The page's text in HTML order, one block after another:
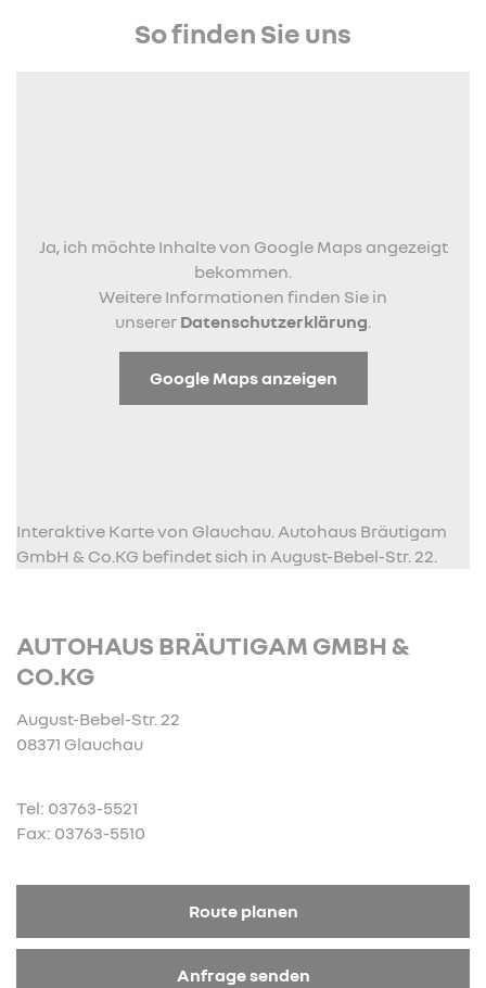
So finden Sie uns
Ja, ich möchte Inhalte von Google Maps angezeigt
bekommen.
Weitere Informationen finden Sie in
unserer Datenschutzerklärung.
Google Maps anzeigen
Interaktive Karte von Glauchau. Autohaus Bräutigam
GmbH & Co.KG befindet sich in August-Bebel-Str. 22.
AUTOHAUS BRÄUTIGAM GMBH &
CO.KG
August-Bebel-Str. 22
08371 Glauchau
Tel: 03763-5521
Fax: 03763-5510
Route planen
Anfrage senden